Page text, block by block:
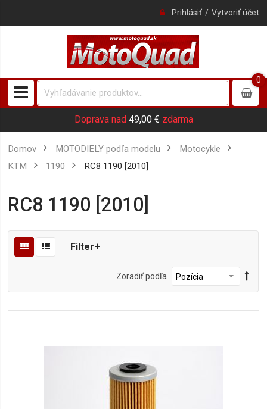
Prihlásiť Vytvoriť účet
0
0item
Doprava nad 49,00 € zdarma
Domov MOTODIELY podľa modelu
Motocykle
KTM
1190 RC8 1190 [2010]
RC8 1190 [2010]
Filter+
Zoradiť podľa